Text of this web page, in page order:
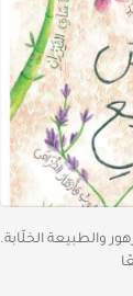
والطبيعة الخلّابة.